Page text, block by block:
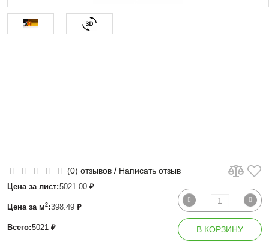
(0) отзывов / Написать отзыв
Цена за лист:5021.00 ₽
Цена за м2:398.49 ₽
Всего:5021 ₽ В КОРЗИНУ